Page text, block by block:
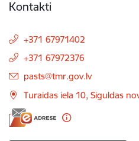
Kontakti
+371 67971402
+371 67972376
E-pasts:
pasts@tmr.gov.lv
Turaidas iela 10, Siguldas